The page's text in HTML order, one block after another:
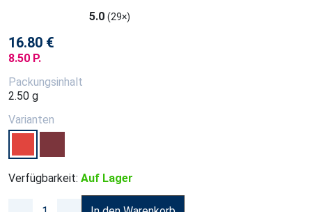
5.0 (29×)
16.80 €
8.50 P.
Packungsinhalt
2.50 g
Varianten
Verfügbarkeit: Auf Lager